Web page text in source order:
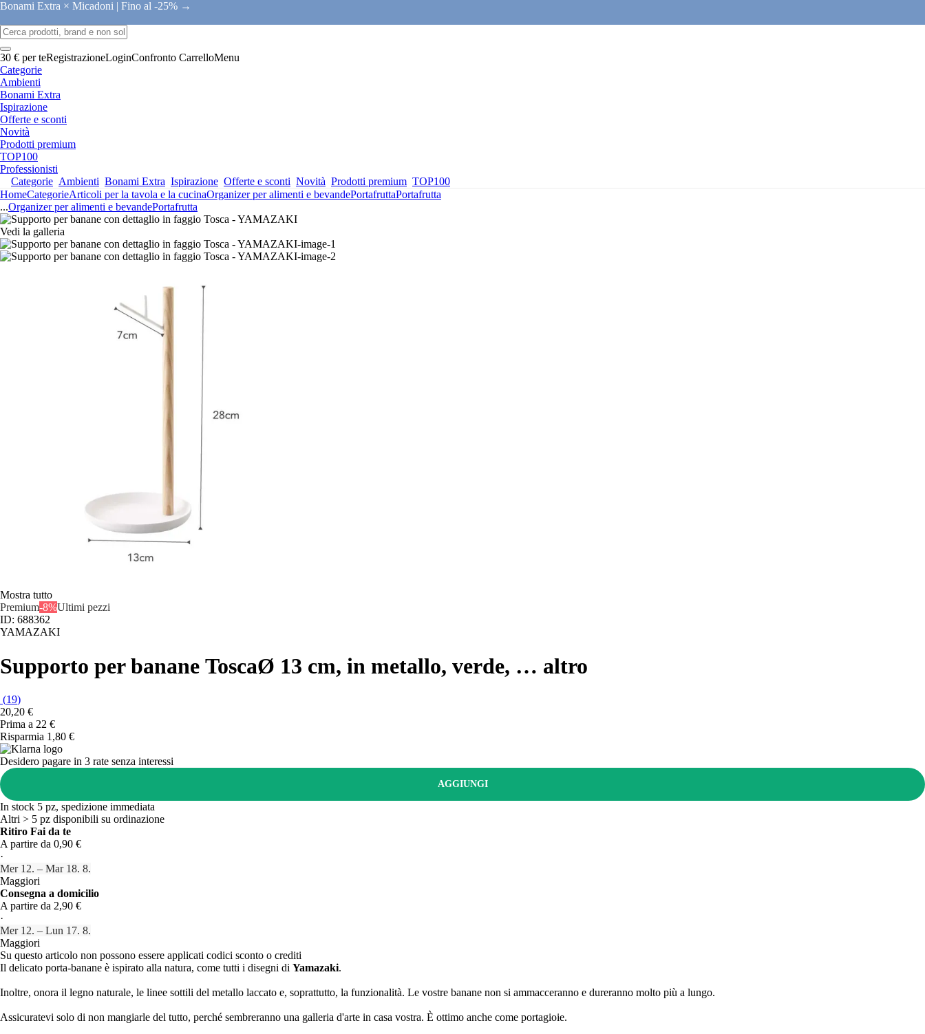
Bonami Extra × Micadoni | Fino al -25% →
30 € per teRegistrazioneLoginConfronto CarrelloMenu
Categorie
Ambienti
Bonami Extra
Ispirazione
Offerte e sconti
Novità
Prodotti premium
TOP100
Professionisti
Categorie Ambienti Bonami Extra Ispirazione Offerte e sconti Novità Prodotti premium TOP100
HomeCategorieArticoli per la tavola e la cucinaOrganizer per alimenti e bevandePortafruttaPortafrutta
...Organizer per alimenti e bevandePortafrutta
Vedi la galleria
Mostra tutto
Premium-8%Ultimi pezzi
ID: 688362
YAMAZAKI
Supporto per banane ToscaØ 13 cm, in metallo, verde, … altro
(19)
20,20 €
Prima a 22 €
Risparmia 1,80 €
Desidero pagare in 3 rate senza interessi
AGGIUNGI
In stock 5 pz, spedizione immediata
Altri > 5 pz disponibili su ordinazione
Ritiro Fai da te
A partire da 0,90 €
·
Mer 12. – Mar 18. 8.
Maggiori
Consegna a domicilio
A partire da 2,90 €
·
Mer 12. – Lun 17. 8.
Maggiori
Su questo articolo non possono essere applicati codici sconto o crediti
Il delicato porta-banane è ispirato alla natura, come tutti i disegni di Yamazaki.
Inoltre, onora il legno naturale, le linee sottili del metallo laccato e, soprattutto, la funzionalità. Le vostre banane non si ammacceranno e dureranno molto più a lungo.
Assicuratevi solo di non mangiarle del tutto, perché sembreranno una galleria d'arte in casa vostra. È ottimo anche come portagioie.